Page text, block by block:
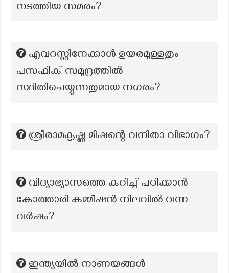
നടത്തിയ സമരം?
എവറസ്റ്റിനേക്കാൾ ഉയരമുള്ളതും
പസഫിക് സമുദ്രത്തിൽ
സ്ഥിതിചെയ്യുന്നതുമായ നഗരം?
ശ്രീരാമകൃഷ്ണ മിഷന്റെ വനിതാ വിഭാഗം?
വിദ്യാഭ്യാസത്തെ കുറിച്ച് പഠിക്കാൻ
കോത്താരി കമ്മീഷൻ നിലവിൽ വന്ന
വർഷം?
ഇന്ത്യയിൽ നാണയങ്ങൾ